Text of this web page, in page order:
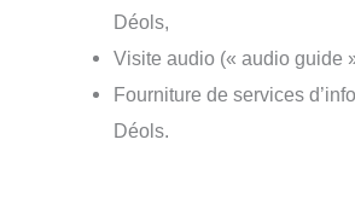
Déols,
Visite audio (« audio guide
Fourniture de services
Déols.